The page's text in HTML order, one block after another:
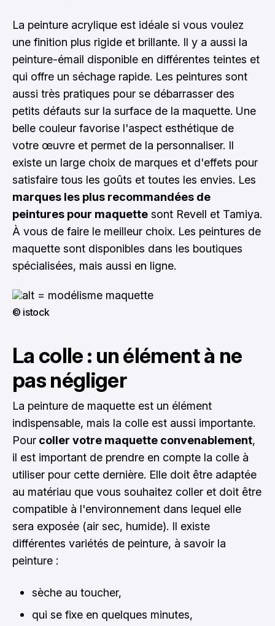
La peinture acrylique est idéale si vous voulez
une finition plus rigide et brillante. Il y a aussi la
peinture-émail disponible en différentes teintes et
qui offre un séchage rapide. Les peintures sont
aussi très pratiques pour se débarrasser des
petits défauts sur la surface de la maquette. Une
belle couleur favorise l'aspect esthétique de
votre œuvre et permet de la personnaliser. Il
existe un large choix de marques et d'effets pour
satisfaire tous les goûts et toutes les envies. Les
marques les plus recommandées de
peintures pour maquette sont Revell et Tamiya.
À vous de faire le meilleur choix. Les peintures de
maquette sont disponibles dans les boutiques
spécialisées, mais aussi en ligne.
© istock
La colle : un élément à ne
pas négliger
La peinture de maquette est un élément
indispensable, mais la colle est aussi importante.
Pour coller votre maquette convenablement,
il est important de prendre en compte la colle à
utiliser pour cette dernière. Elle doit être adaptée
au matériau que vous souhaitez coller et doit être
compatible à l'environnement dans lequel elle
sera exposée (air sec, humide). Il existe
différentes variétés de peinture, à savoir la
peinture :
sèche au toucher,
qui se fixe en quelques minutes,